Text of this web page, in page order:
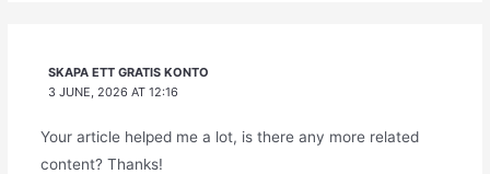
SKAPA ETT GRATIS KONTO
3 JUNE, 2026 AT 12:16
Your article helped me a lot, is there any more related
content? Thanks!